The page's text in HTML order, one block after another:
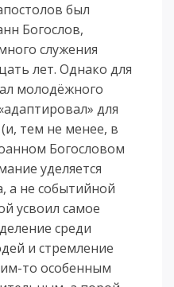
был
Богослов,
служения
лет. Однако для
молодёжного
для
тем не менее, в
Богословом
уделяется
а не событийной
усвоил самое
среди
и стремление
то особенным